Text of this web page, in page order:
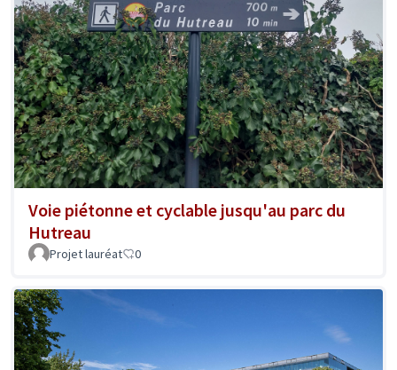
Voie piétonne et cyclable jusqu'au parc du
Hutreau
Projet lauréat 0